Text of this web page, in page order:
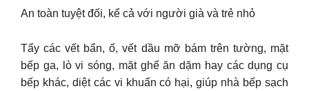
An toàn tuyệt đối, kể cả với người già và trẻ nhỏ
Tẩy các vết bẩn, ố, vết dầu mỡ bám trên tường, mặt
bếp ga, lò vi sóng, mặt ghế ăn dặm hay các dụng cụ
bếp khác, diệt các vi khuẩn có hại, giúp nhà bếp sạch